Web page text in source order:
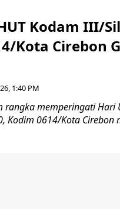
Kodam III/
Kota Cirebon
1:40 PM
rangka memperingati Hari
Kodim 0614/Kota